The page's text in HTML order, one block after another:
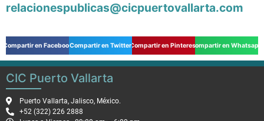
relacionespublicas@cicpuertovallarta.com
Compartir en FacebookCompartir en TwitterCompartir en PinterestCompartir en Whatsapp
CIC Puerto Vallarta
Puerto Vallarta, Jalisco, México.
+52 (322) 226 2888